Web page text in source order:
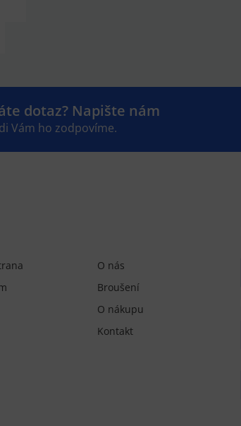
dotaz? Napište nám
Vám ho zodpovíme.
O nás
Broušení
O nákupu
Kontakt